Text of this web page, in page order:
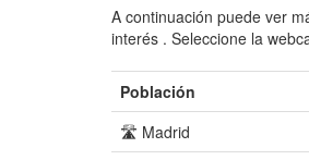
A continuación puede ver
interés . Seleccione la
Población
🛣️ Madrid